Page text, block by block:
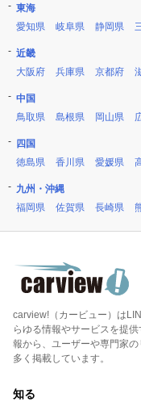
東海
愛知県
岐阜県 静岡県
近畿
大阪府
兵庫県 京都府
中国
鳥取県
島根県 岡山県
四国
徳島県
香川県 愛媛県
九州・沖縄
福岡県
佐賀県 長崎県
carview!（カービュー）は
らゆる情報やサービスを提
報から、ユーザーや専門家
多く掲載しています。
知る